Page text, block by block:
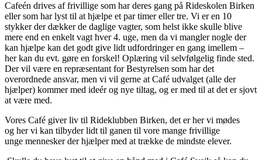
Cafeén drives af frivillige som har deres gang på Rideskolen Birken
eller som har lyst til at hjælpe et par timer eller tre. Vi er en 10
stykker der dækker de daglige vagter, som helst ikke skulle blive
mere end en enkelt vagt hver 4. uge, men da vi mangler nogle der
kan hjælpe kan det godt give lidt udfordringer en gang imellem –
her kan du evt. gøre en forskel! Oplæring vil selvfølgelig finde sted.
Der vil være en repræsentant for Bestyrelsen som har det
overordnede ansvar, men vi vil gerne at Café udvalget (alle der
hjælper) kommer med ideér og nye tiltag, og er med til at det er sjovt
at være med.
Vores Café giver liv til Rideklubben Birken, det er her vi mødes
og her vi kan tilbyder lidt til ganen til vore mange frivillige
unge mennesker der hjælper med at trække de mindste elever.